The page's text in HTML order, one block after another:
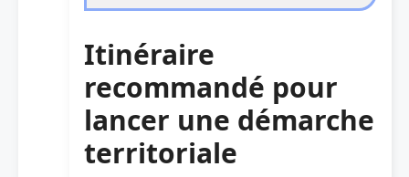
Itinéraire
recommandé pour
lancer une démarche
territoriale